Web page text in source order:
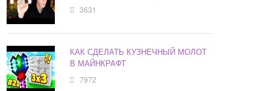
3631
КАК СДЕЛАТЬ КУЗНЕЧНЫЙ МОЛОТ
В МАЙНКРАФТ
7972